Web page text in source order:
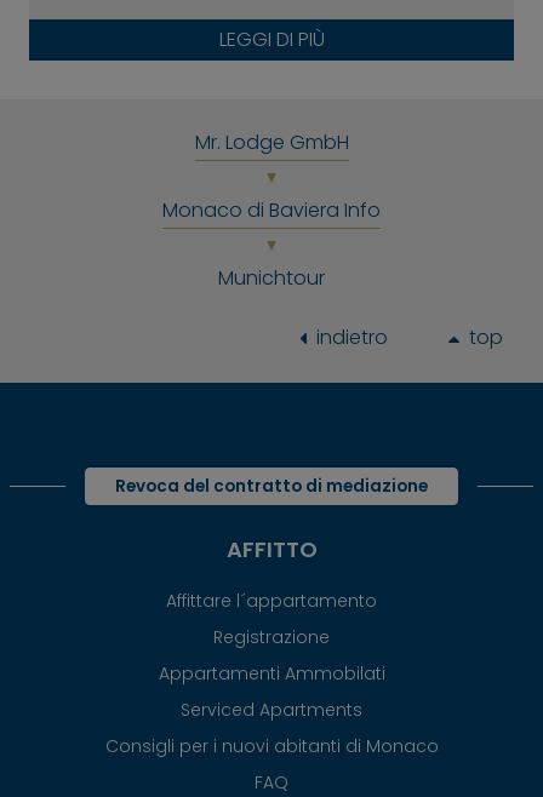
LEGGI DI PIÙ
Mr. Lodge GmbH
Monaco di Baviera Info
Munichtour
indietro top
Revoca del contratto di mediazione
AFFITTO
Affittare l´appartamento
Registrazione
Appartamenti Ammobilati
Serviced Apartments
Consigli per i nuovi abitanti di Monaco
FAQ